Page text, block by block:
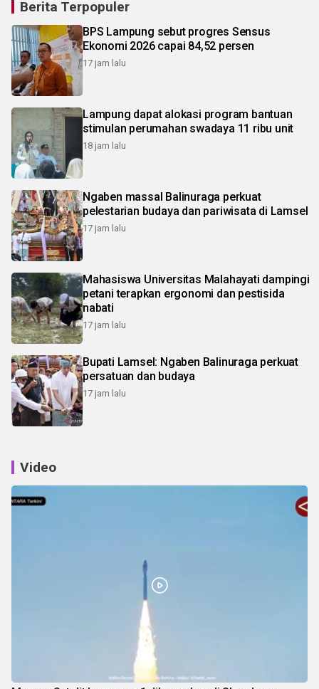
Berita Terpopuler
BPS Lampung sebut progres Sensus
Ekonomi 2026 capai 84,52 persen
17 jam lalu
Lampung dapat alokasi program bantuan
stimulan perumahan swadaya 11 ribu unit
18 jam lalu
Ngaben massal Balinuraga perkuat
pelestarian budaya dan pariwisata di Lamsel
17 jam lalu
Mahasiswa Universitas Malahayati dampingi
petani terapkan ergonomi dan pestisida
nabati
17 jam lalu
Bupati Lamsel: Ngaben Balinuraga perkuat
persatuan dan budaya
17 jam lalu
Video